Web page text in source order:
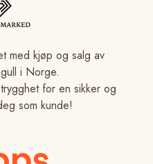
med kjøp og salg av
i Norge.
for en sikker og
som kunde!